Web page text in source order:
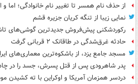
از حذف نام همسر تا تغییر نام خانوادگی؛ اما
نمایی زیبا از تنگه کریان جزیره قشم
رکوردشکنی پیش‌فروش جدیدترین گوشی‌های
حادثه غرق‌شدگی در طاقانک ۲ قربانی گرفت
مسجد جامع یزد، از باشکوه‌ترین معماری‌های
پدر شاهرودی پس از قتل پسرش، جسد را در
دردسر همزمان آمریکا و اوکراین با ته کشیدن